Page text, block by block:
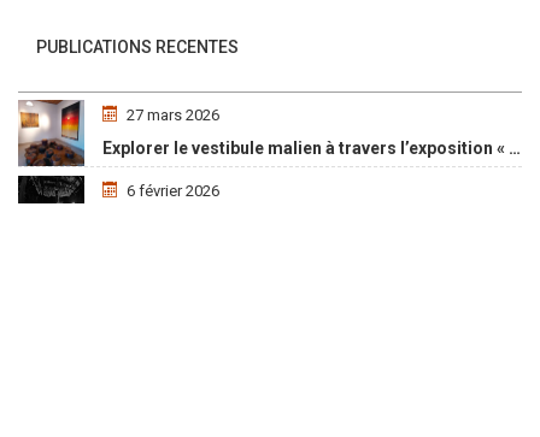
PUBLICATIONS RECENTES
27 mars 2026
Explorer le vestibule malien à travers l’exposition « Maaya Bulon »
6 février 2026